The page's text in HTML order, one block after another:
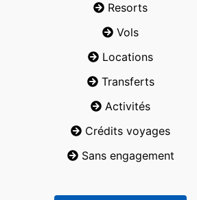
Resorts
Vols
Locations
Transferts
Activités
Crédits voyages
Sans engagement